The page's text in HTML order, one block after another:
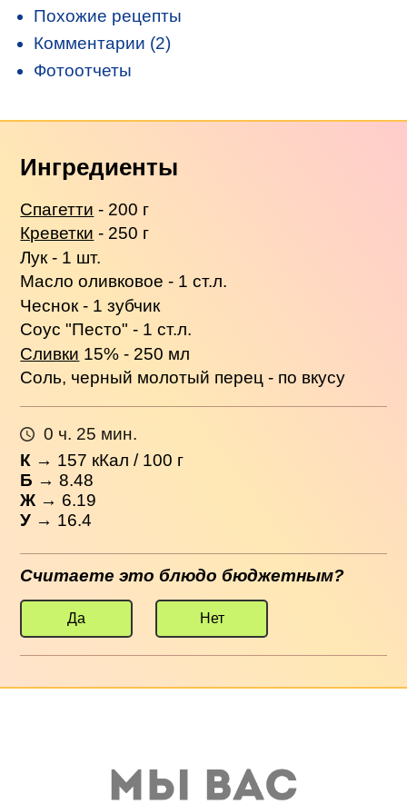
Похожие рецепты
Комментарии (2)
Фотоотчеты
Ингредиенты
Спагетти - 200 г
Креветки - 250 г
Лук - 1 шт.
Масло оливковое - 1 ст.л.
Чеснок - 1 зубчик
Соус "Песто" - 1 ст.л.
Сливки 15% - 250 мл
Соль, черный молотый перец - по вкусу
0 ч. 25 мин.
К → 157 кКал / 100 г
Б → 8.48
Ж → 6.19
У → 16.4
Считаете это блюдо бюджетным?
Да Нет